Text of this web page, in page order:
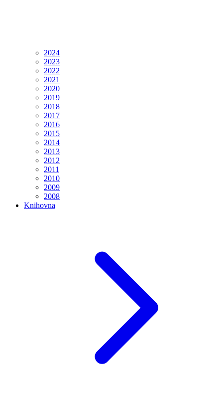
2024
2023
2022
2021
2020
2019
2018
2017
2016
2015
2014
2013
2012
2011
2010
2009
2008
Knihovna